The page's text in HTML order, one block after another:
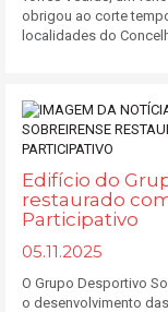
obrigou ao corte
localidades do
Edifício do
restaurado
Participativo
05.11.2025
O Grupo Desportivo
o desenvolvimento